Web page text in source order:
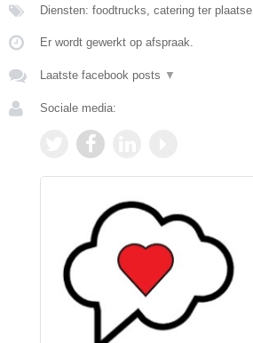
Diensten: foodtrucks, catering ter plaatse
Er wordt gewerkt op afspraak.
Laatste facebook posts ▼
Sociale media: